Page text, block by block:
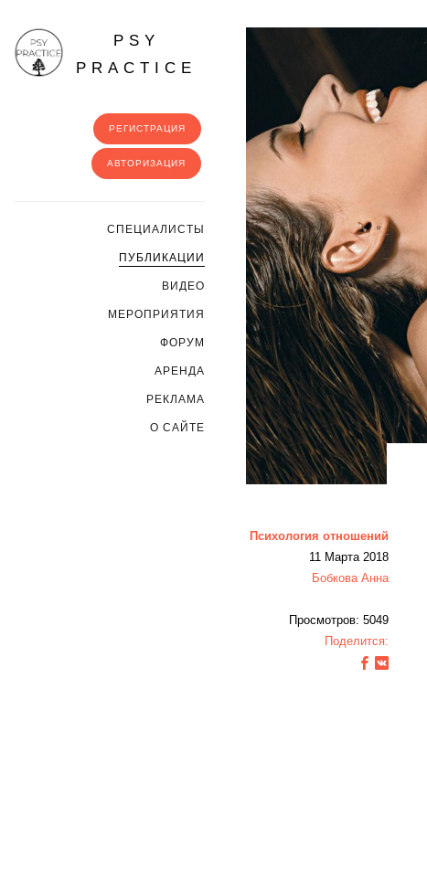
PSY
PRACTICE
РЕГИСТРАЦИЯ
АВТОРИЗАЦИЯ
CПЕЦИАЛИСТЫ
ПУБЛИКАЦИИ
ВИДЕО
МЕРОПРИЯТИЯ
ФОРУМ
АРЕНДА
РЕКЛАМА
О САЙТЕ
Психология отношений
11 Марта 2018
Бобкова Анна
Просмотров: 5049
Поделится: